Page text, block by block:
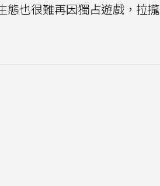
態也很難再因獨占遊戲，拉